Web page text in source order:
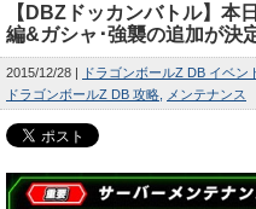
【DBZドッカンバトル】本
編&ガシャ･強襲の追加が決
2015/12/28 ドラゴンボールZ DB イベン
ドラゴンボールZ DB 攻略
メンテナンス